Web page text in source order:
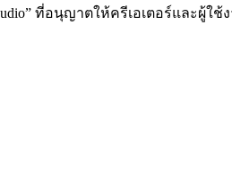
ที่อนุญาตให้ครีเอเตอร์และผู้